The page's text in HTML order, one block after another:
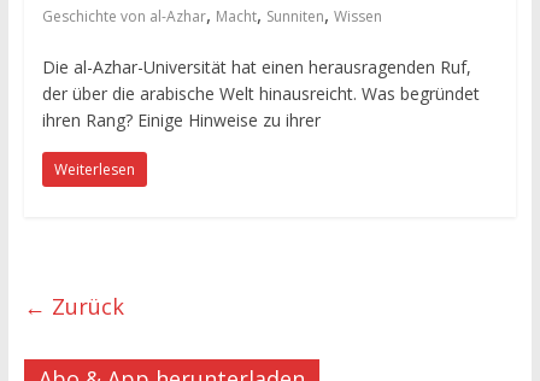
Geschichte von al-Azhar, Macht, Sunniten, Wissen
Die al-Azhar-Universität hat einen herausragenden Ruf,
der über die arabische Welt hinausreicht. Was begründet
ihren Rang? Einige Hinweise zu ihrer
Weiterlesen
← Zurück